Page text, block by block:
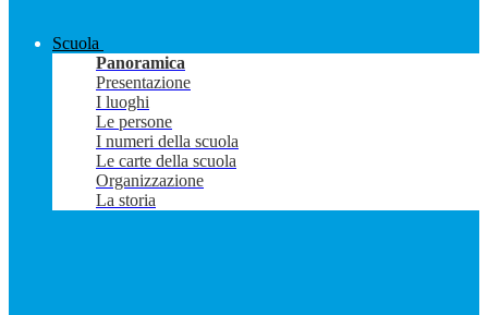
Scuola
Panoramica
Presentazione
I luoghi
Le persone
I numeri della scuola
Le carte della scuola
Organizzazione
La storia